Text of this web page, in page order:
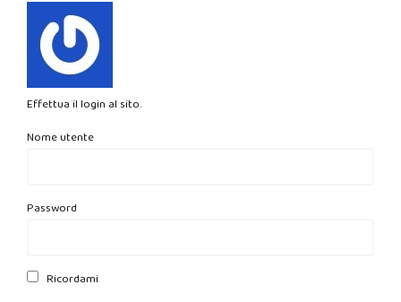
Effettua il login al sito.
Nome utente
Password
Ricordami